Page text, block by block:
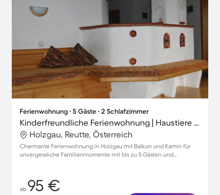
Ferienwohnung ∙ 5 Gäste ∙ 2 Schlafzimmer
Kinderfreundliche Ferienwohnung | Haustiere erlaubt
Holzgau, Reutte, Österreich
Charmante Ferienwohnung in Holzgau mit Balkon und Kamin für
unvergessliche Familienmomente mit bis zu 5 Gästen und
ab 95 €